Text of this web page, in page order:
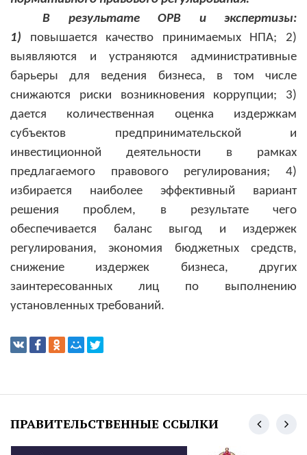
В результате ОРВ и экспертизы:
1) повышается качество принимаемых НПА; 2)
выявляются и устраняются административные
барьеры для ведения бизнеса, в том числе
снижаются риски возникновения коррупции; 3)
дается количественная оценка издержкам
субъектов предпринимательской и
инвестиционной деятельности в рамках
предлагаемого правового регулирования; 4)
избирается наиболее эффективный вариант
решения проблем, в результате чего
обеспечивается баланс выгод и издержек
регулирования, экономия бюджетных средств,
снижение издержек бизнеса, других
заинтересованных лиц по выполнению
установленных требований.
ПРАВИТЕЛЬСТВЕННЫЕ ССЫЛКИ